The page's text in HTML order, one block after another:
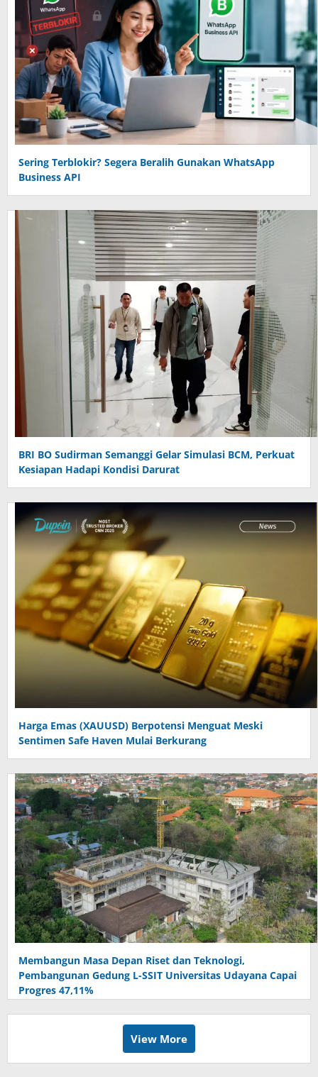
Sering Terblokir? Segera Beralih Gunakan WhatsApp
Business API
BRI BO Sudirman Semanggi Gelar Simulasi BCM, Perkuat
Kesiapan Hadapi Kondisi Darurat
Harga Emas (XAUUSD) Berpotensi Menguat Meski
Sentimen Safe Haven Mulai Berkurang
Membangun Masa Depan Riset dan Teknologi,
Pembangunan Gedung L-SSIT Universitas Udayana Capai
Progres 47,11%
View More